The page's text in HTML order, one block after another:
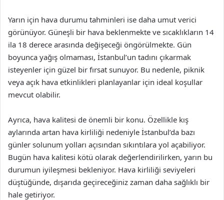
Yarın için hava durumu tahminleri ise daha umut verici
görünüyor. Güneşli bir hava beklenmekte ve sıcaklıkların 14
ila 18 derece arasında değişeceği öngörülmekte. Gün
boyunca yağış olmaması, İstanbul’un tadını çıkarmak
isteyenler için güzel bir fırsat sunuyor. Bu nedenle, piknik
veya açık hava etkinlikleri planlayanlar için ideal koşullar
mevcut olabilir.
Ayrıca, hava kalitesi de önemli bir konu. Özellikle kış
aylarında artan hava kirliliği nedeniyle İstanbul’da bazı
günler solunum yolları açısından sıkıntılara yol açabiliyor.
Bugün hava kalitesi kötü olarak değerlendirilirken, yarın bu
durumun iyileşmesi bekleniyor. Hava kirliliği seviyeleri
düştüğünde, dışarıda geçireceğiniz zaman daha sağlıklı bir
hale getiriyor.